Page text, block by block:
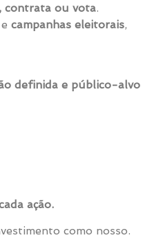
contrata ou vota.
e campanhas eleitorais,
definida e público-alvo
ação.
como nosso.